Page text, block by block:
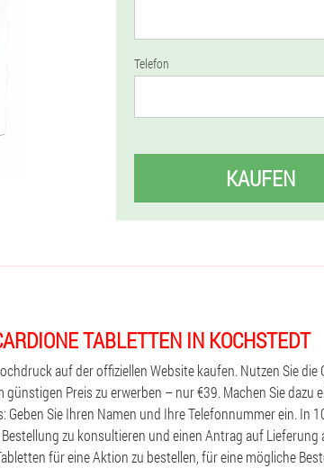
Telefon
KAUFEN
TABLETTEN IN KOCHSTEDT
auf der offiziellen Website kaufen. Nutzen Sie die
Preis zu erwerben – nur €39. Machen Sie dazu
Sie Ihren Namen und Ihre Telefonnummer ein. In
zu konsultieren und einen Antrag auf Lieferung
für eine Aktion zu bestellen, für eine mögliche